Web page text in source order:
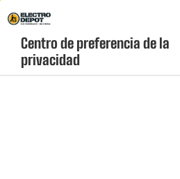
Menú
Centro de preferencia de la
privacidad